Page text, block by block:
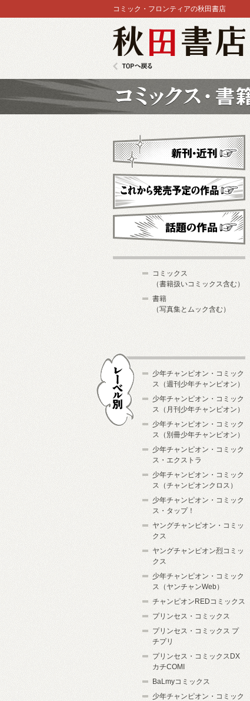
コミック・フロンティアの秋田書店
新刊・近刊
これから発売予定
コミックス
（書籍扱いコミックス含む）
書籍
（写真集とムック含む）
少年チャンピオン・コミック
ス（週刊少年チャンピオン）
少年チャンピオン・コミック
ス（月刊少年チャンピオン）
少年チャンピオン・コミック
ス（別冊少年チャンピオン）
少年チャンピオン・コミック
ス・エクストラ
少年チャンピオン・コミック
ス（チャンピオンクロス）
少年チャンピオン・コミック
ス・タップ！
ヤングチャンピオン・コミッ
クス
ヤングチャンピオン烈コミッ
クス
少年チャンピオン・コミック
ス（ヤンチャンWeb）
チャンピオンREDコミックス
プリンセス・コミックス
プリンセス・コミックス プ
チプリ
プリンセス・コミックスDX
カチCOMI
BaLmyコミックス
少年チャンピオン・コミック